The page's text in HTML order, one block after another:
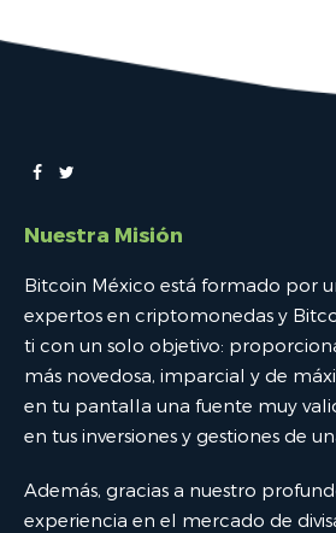
Nuestra Misión
Bitcoin México está formado por
expertos en criptomonedas y
ti con un solo objetivo:
más novedosa, imparcial y de
en tu pantalla una fuente muy
en tus inversiones y gestiones de
Además, gracias a nuestro
experiencia en el mercado de